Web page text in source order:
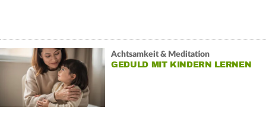
Achtsamkeit & Meditation
GEDULD MIT KINDERN LERNEN